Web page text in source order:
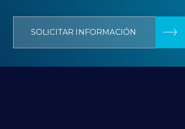
SOLICITAR INFORMACIÓN